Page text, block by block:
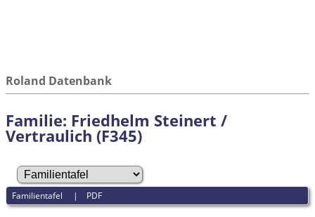
Roland Datenbank
Familie: Friedhelm Steinert /
Vertraulich (F345)
Familientafel | PDF